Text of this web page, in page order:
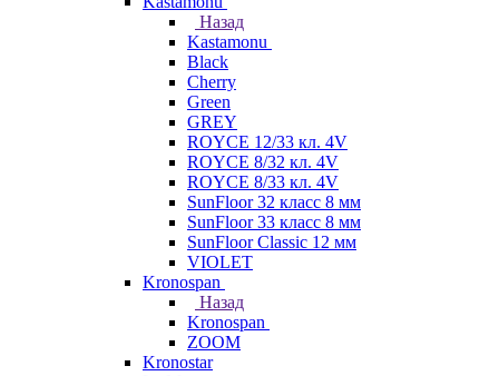
Назад
Kastamonu
Black
Cherry
Green
GREY
ROYCE 12/33 кл. 4V
ROYCE 8/32 кл. 4V
ROYCE 8/33 кл. 4V
SunFloor 32 класс 8 мм
SunFloor 33 класс 8 мм
SunFloor Classic 12 мм
VIOLET
Kronospan
Назад
Kronospan
ZOOM
Kronostar